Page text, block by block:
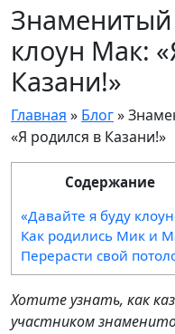
Знаменитый
клоун Мак:
Казани!»
Главная » Блог»
«Я родился в Казани!»
Содержание
«Давайте я буду
Как родились Мик и
Перерасти свой
Хотите узнать, как
участником